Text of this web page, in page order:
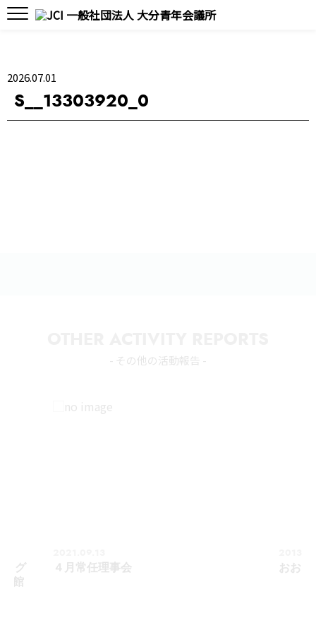
2026.07.01
S__13303920_0
- その他の活動報告 -
ング
館
４月常任理事会 おお